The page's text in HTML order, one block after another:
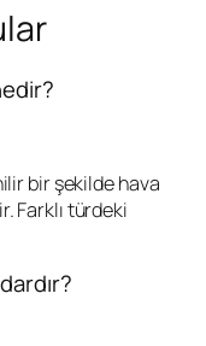
bir şekilde hava
Farklı türdeki